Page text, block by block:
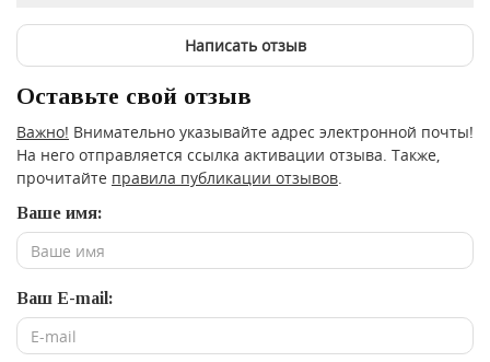
Написать отзыв
Оставьте свой отзыв
Важно! Внимательно указывайте адрес электронной почты!
На него отправляется ссылка активации отзыва. Также,
прочитайте правила публикации отзывов.
Ваше имя:
Ваш E-mail: